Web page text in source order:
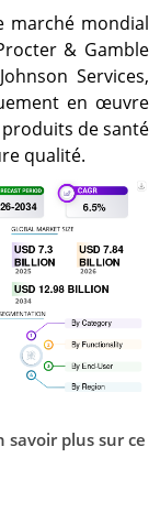
marché mondial
& Gamble
Services,
en œuvre
de santé
qualité.
plus sur ce